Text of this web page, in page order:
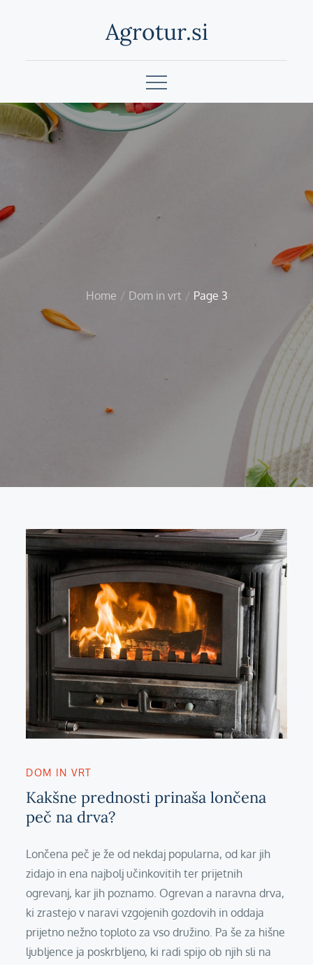
Agrotur.si
Home Dom in vrt Page 3
DOM IN VRT
Kakšne prednosti prinaša lončena
peč na drva?
Lončena peč je že od nekdaj popularna, od kar jih
zidajo in ena najbolj učinkovitih ter prijetnih
ogrevanj, kar jih poznamo. Ogrevan a naravna drva,
ki zrastejo v naravi vzgojenih gozdovih in oddaja
prijetno nežno toploto za vso družino. Pa še za hišne
ljubljence ja poskrbljeno, ki radi spijo ob njih sli na